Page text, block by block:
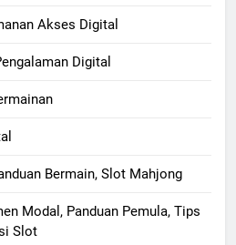
Akses Digital
Digital
Bermain, Slot Mahjong
Modal, Panduan Pemula, Tips
Slot